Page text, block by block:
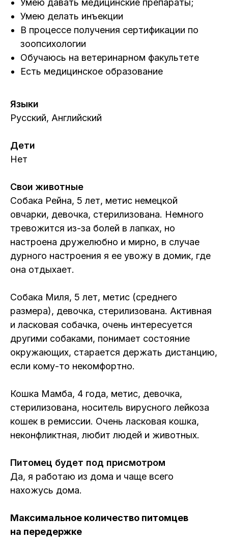
Умею давать медицинские препараты;
Умею делать инъекции
В процессе получения сертификации по
зоопсихологии
Обучаюсь на ветеринарном факультете
Есть медицинское образование
Языки
Русский, Английский
Дети
Нет
Свои животные
Собака Рейна, 5 лет, метис немецкой
овчарки, девочка, стерилизована. Немного
тревожится из-за болей в лапках, но
настроена дружелюбно и мирно, в случае
дурного настроения я ее увожу в домик, где
она отдыхает.
Собака Миля, 5 лет, метис (среднего
размера), девочка, стерилизована. Активная
и ласковая собачка, очень интересуется
другими собаками, понимает состояние
окружающих, старается держать дистанцию,
если кому-то некомфортно.
Кошка Мамба, 4 года, метис, девочка,
стерилизована, носитель вирусного лейкоза
кошек в ремиссии. Очень ласковая кошка,
неконфликтная, любит людей и животных.
Питомец будет под присмотром
Да, я работаю из дома и чаще всего
нахожусь дома.
Максимальное количество питомцев
на передержке